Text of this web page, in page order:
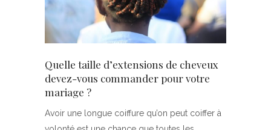
Quelle taille d’extensions de cheveux
devez-vous commander pour votre
mariage ?
Avoir une longue coiffure qu’on peut coiffer à